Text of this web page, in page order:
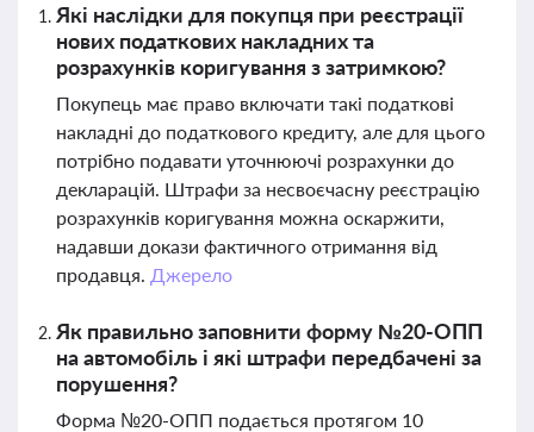
Які наслідки для покупця при реєстрації
нових податкових накладних та
розрахунків коригування з затримкою?
Покупець має право включати такі податкові
накладні до податкового кредиту, але для цього
потрібно подавати уточнюючі розрахунки до
декларацій. Штрафи за несвоєчасну реєстрацію
розрахунків коригування можна оскаржити,
надавши докази фактичного отримання від
продавця. Джерело
Як правильно заповнити форму №20-ОПП
на автомобіль і які штрафи передбачені за
порушення?
Форма №20-ОПП подається протягом 10